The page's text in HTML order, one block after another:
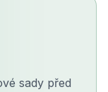
sady před